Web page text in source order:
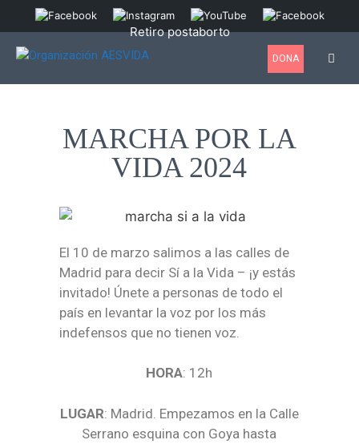
Retiro postaborto
DONA
MARCHA POR LA
VIDA 2024
El 10 de marzo salimos a las calles de
Madrid para decir Sí a la Vida – ¡y estás
invitado! Únete a personas de todo el
país en levantar la voz por los más
indefensos que no tienen voz.
HORA: 12h
LUGAR: Madrid. Empezamos en la Calle
Serrano esquina con Goya hasta